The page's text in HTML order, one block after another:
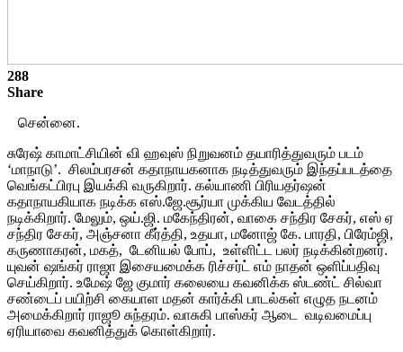
288
Share
சென்னை.
சுரேஷ் காமாட்சியின் வி ஹவுஸ் நிறுவனம் தயாரித்துவரும் படம்
‘மாநாடு’. சிலம்பரசன் கதாநாயகனாக நடித்துவரும் இந்தப்படத்தை
வெங்கட்பிரபு இயக்கி வருகிறார். கல்யாணி பிரியதர்ஷன்
கதாநாயகியாக நடிக்க எஸ்.ஜே.சூர்யா முக்கிய வேடத்தில்
நடிக்கிறார். மேலும், ஒய்.ஜி. மகேந்திரன், வாகை சந்திர சேகர், எஸ் ஏ
சந்திர சேகர், அஞ்சனா கீர்த்தி, உதயா, மனோஜ் கே. பாரதி, பிரேம்ஜி,
கருணாகரன், மகத், டேனியல் போப், உள்ளிட்ட பலர் நடிக்கின்றனர்.
யுவன் ஷங்கர் ராஜா இசையமைக்க ரிச்சர்ட் எம் நாதன் ஒளிப்பதிவு
செய்கிறார். உமேஷ் ஜே குமார் கலையை கவனிக்க ஸ்டண்ட் சில்வா
சண்டைப் பயிற்சி கையாள மதன் கார்க்கி பாடல்கள் எழுத நடனம்
அமைக்கிறார் ராஜூ சுந்தரம். வாசுகி பாஸ்கர் ஆடை வடிவமைப்பு
ஏரியாவை கவனித்துக் கொள்கிறார்.